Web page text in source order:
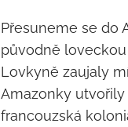
Přesuneme se do
původně
Lovkyně zaujaly
Amazonky
francouzská